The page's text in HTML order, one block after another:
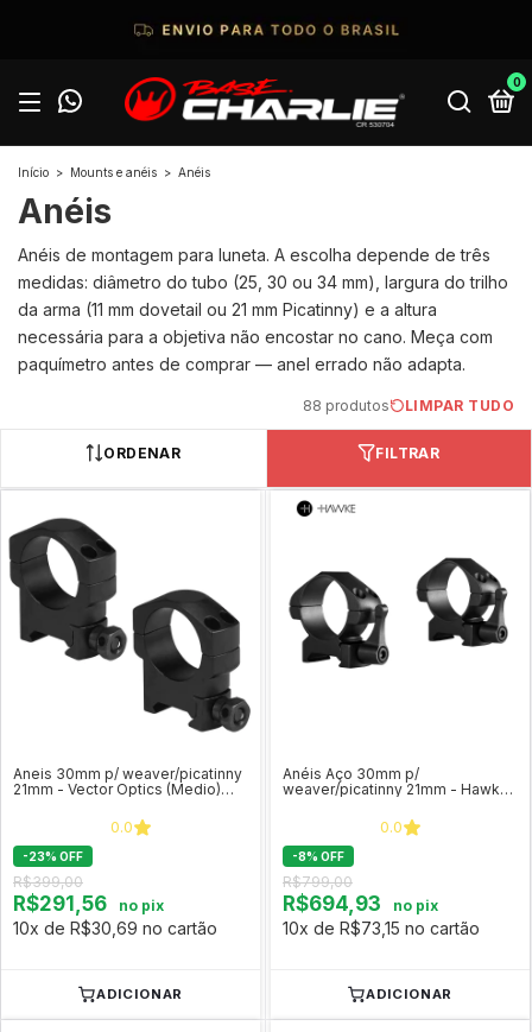
0
Início > Mounts e anéis > Anéis
Anéis
Anéis de montagem para luneta. A escolha depende de três
medidas: diâmetro do tubo (25, 30 ou 34 mm), largura do trilho
da arma (11 mm dovetail ou 21 mm Picatinny) e a altura
necessária para a objetiva não encostar no cano. Meça com
paquímetro antes de comprar — anel errado não adapta.
88 produtos LIMPAR TUDO
ORDENAR FILTRAR
Aneis 30mm p/ weaver/picatinny
21mm - Vector Optics (Medio)
0.0
-23% OFF
R$399,00
R$291,56 no pix
10x de R$30,69 no cartão
ADICIONAR
Anéis Aço 30mm p/
weaver/picatinny 21mm - Hawke
0.0
-8% OFF
R$799,00
R$694,93 no pix
10x de R$73,15 no cartão
ADICIONAR